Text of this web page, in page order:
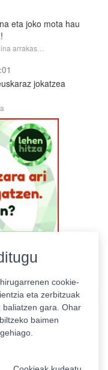
eta joko mota hau
arrakas…
jokatzea
cookie-
eta zerbitzuak
baliatzen gara. Ohar
baimen